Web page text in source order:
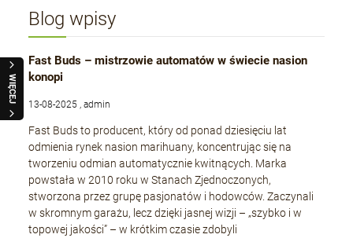
WIĘCEJ
Blog wpisy
Fast Buds – mistrzowie automatów w świecie nasion
konopi
13-08-2025 , admin
Fast Buds to producent, który od ponad dziesięciu lat
odmienia rynek nasion marihuany, koncentrując się na
tworzeniu odmian automatycznie kwitnących. Marka
powstała w 2010 roku w Stanach Zjednoczonych,
stworzona przez grupę pasjonatów i hodowców. Zaczynali
w skromnym garażu, lecz dzięki jasnej wizji – „szybko i w
topowej jakości” – w krótkim czasie zdobyli